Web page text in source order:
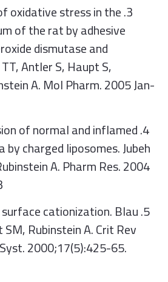
oxidative stress in the
of the rat by adhesive
dismutase and
Antler S, Haupt S,
A. Mol Pharm. 2005 Jan-
of normal and inflamed
charged liposomes. Jubeh
A. Pharm Res. 2004
surface cationization. Blau
SM, Rubinstein A. Crit Rev
2000;17(5):425-65.